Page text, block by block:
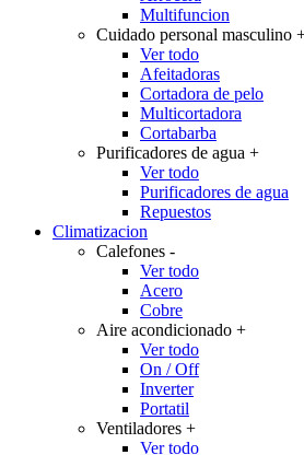
Multifuncion
Cuidado personal masculino
Ver todo
Afeitadoras
Cortadora de pelo
Multicortadora
Cortabarba
Purificadores de agua +
Ver todo
Purificadores de agua
Repuestos
Climatizacion
Calefones -
Ver todo
Acero
Cobre
Aire acondicionado +
Ver todo
On / Off
Inverter
Portatil
Ventiladores +
Ver todo